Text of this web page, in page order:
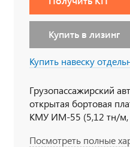
Купить в лизинг
Купить навеску
Грузопассажирский
открытая бортовая
КМУ ИМ-55 (5,12 тн/м,
Посмотреть полные